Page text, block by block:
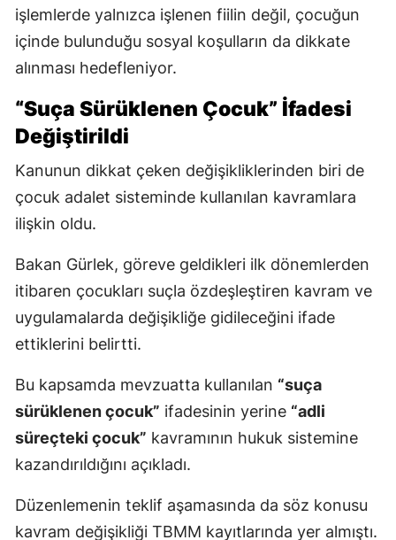
işlemlerde yalnızca işlenen fiilin değil, çocuğun
içinde bulunduğu sosyal koşulların da dikkate
alınması hedefleniyor.
“Suça Sürüklenen Çocuk” İfadesi
Değiştirildi
Kanunun dikkat çeken değişikliklerinden biri de
çocuk adalet sisteminde kullanılan kavramlara
ilişkin oldu.
Bakan Gürlek, göreve geldikleri ilk dönemlerden
itibaren çocukları suçla özdeşleştiren kavram ve
uygulamalarda değişikliğe gidileceğini ifade
ettiklerini belirtti.
Bu kapsamda mevzuatta kullanılan “suça
sürüklenen çocuk” ifadesinin yerine “adli
süreçteki çocuk” kavramının hukuk sistemine
kazandırıldığını açıkladı.
Düzenlemenin teklif aşamasında da söz konusu
kavram değişikliği TBMM kayıtlarında yer almıştı.